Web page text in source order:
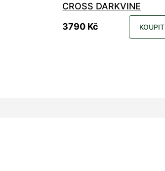
CROSS DARKVINE
3790 Kč
KOUPIT